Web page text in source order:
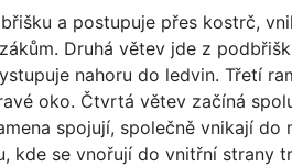
a postupuje přes kostrč,
Druhá větev jde z
nahoru do ledvin. Třetí
oko. Čtvrtá větev začíná
spojují, společně vnikají do
kde se vnořují do vnitřní strany